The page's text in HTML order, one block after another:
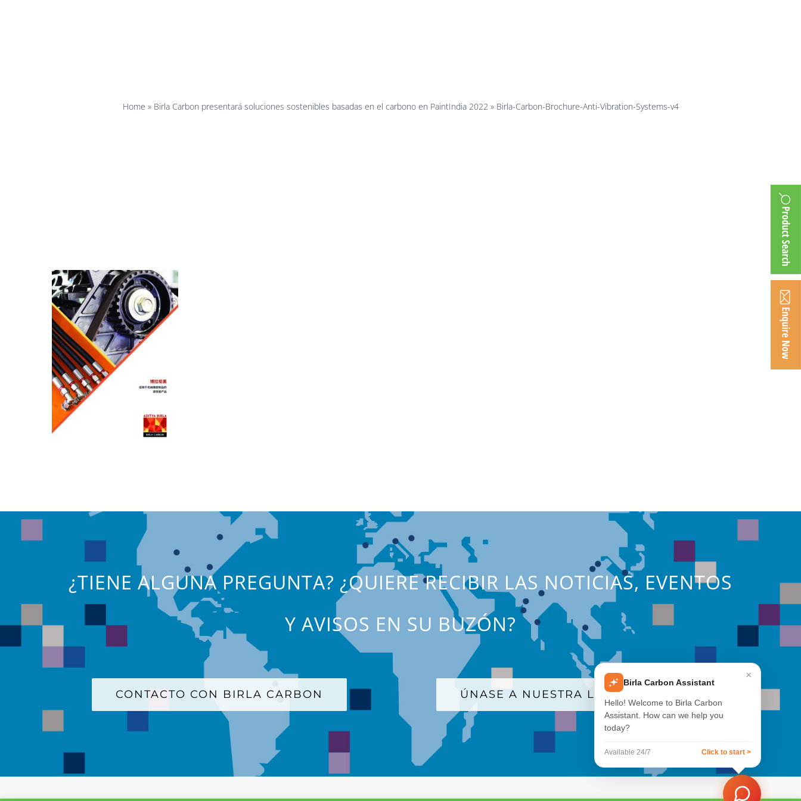
Home » Birla Carbon presentará soluciones sostenibles basadas en el carbono en PaintIndia 2022 » Birla-Carbon-Brochure-Anti-Vibration-Systems-v4
¿TIENE ALGUNA PREGUNTA? ¿QUIERE RECIBIR LAS NOTICIAS, EVENTOS
Y AVISOS EN SU BUZÓN?
CONTACTO CON BIRLA CARBON ÚNASE A NUESTRA LISTA DE CORREO
×
Birla Carbon Assistant
Hello! Welcome to Birla Carbon
Assistant. How can we help you
today?
Available 24/7 Click to start >